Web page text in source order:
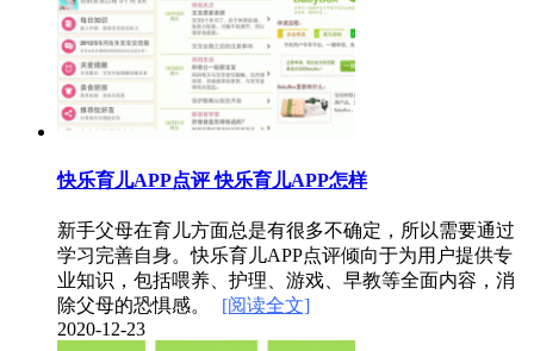
快乐育儿APP点评 快乐育儿APP怎样
新手父母在育儿方面总是有很多不确定，所以需要通过
学习完善自身。快乐育儿APP点评倾向于为用户提供专
业知识，包括喂养、护理、游戏、早教等全面内容，消
除父母的恐惧感。
[阅读全文]
2020-12-23